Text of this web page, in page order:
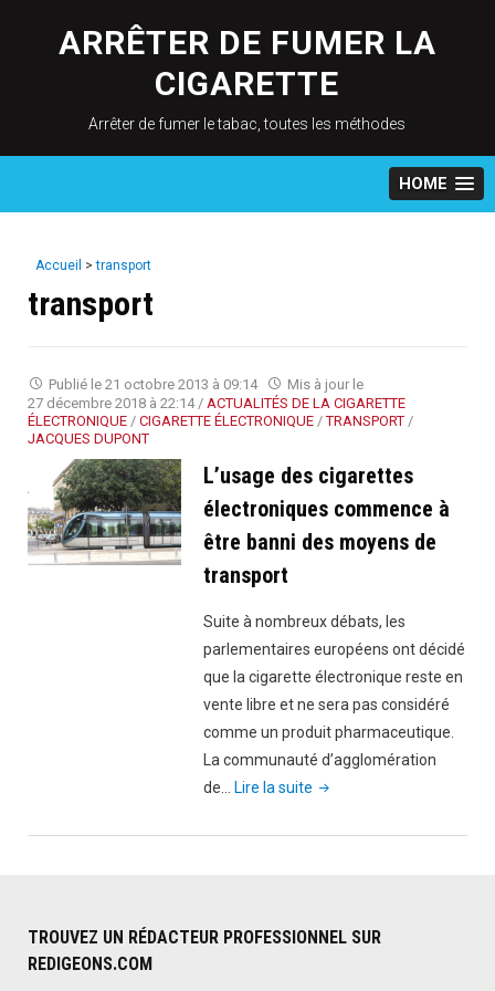
content
ARRÊTER DE FUMER LA
CIGARETTE
Arrêter de fumer le tabac, toutes les méthodes
HOME
Accueil >transport
transport
Publié le 21 octobre 2013 à 09:14
Mis à jour le
27 décembre 2018 à 22:14 / ACTUALITÉS DE LA CIGARETTE
ÉLECTRONIQUE / CIGARETTE ÉLECTRONIQUE /TRANSPORT /
JACQUES DUPONT
L’usage des cigarettes
électroniques commence à
être banni des moyens de
transport
Suite à nombreux débats, les
parlementaires européens ont décidé
que la cigarette électronique reste en
vente libre et ne sera pas considéré
comme un produit pharmaceutique.
La communauté d’agglomération
de…
Lire la suite "L’usage
cigarettes
TROUVEZ UN RÉDACTEUR PROFESSIONNEL SUR
REDIGEONS.COM